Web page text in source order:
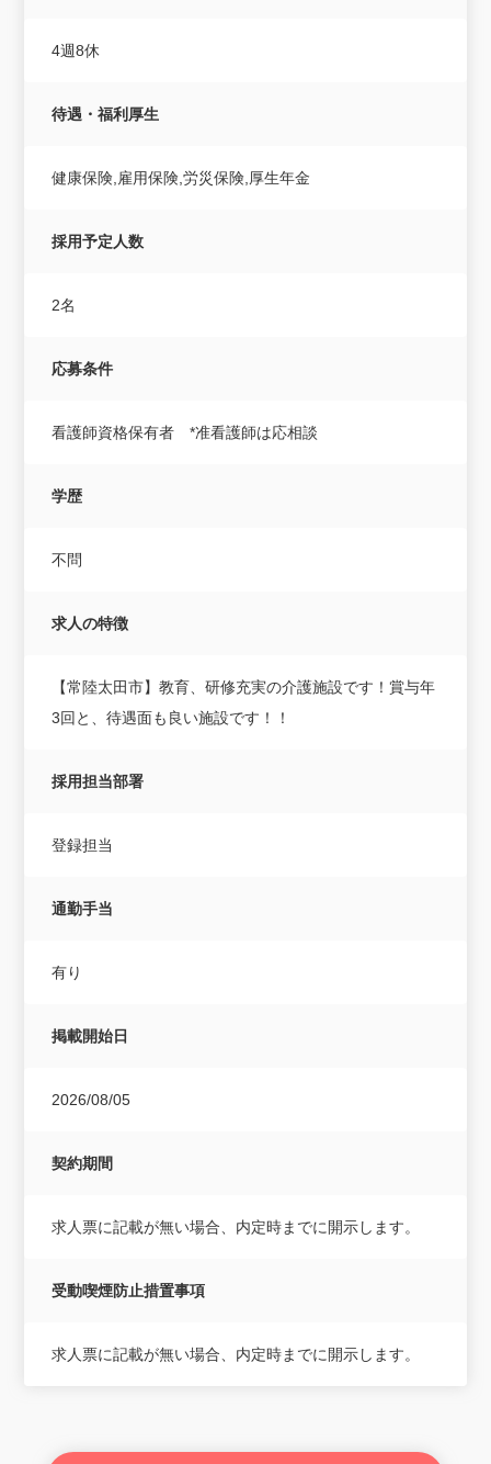
4週8休
待遇・福利厚生
健康保険,雇用保険,労災保険,厚生年金
採用予定人数
2名
応募条件
看護師資格保有者 *准看護師は応相談
学歴
不問
求人の特徴
【常陸太田市】教育、研修充実の介護施設です！賞与年
3回と、待遇面も良い施設です！！
採用担当部署
登録担当
通勤手当
有り
掲載開始日
2026/08/05
契約期間
求人票に記載が無い場合、内定時までに開示します。
受動喫煙防止措置事項
求人票に記載が無い場合、内定時までに開示します。